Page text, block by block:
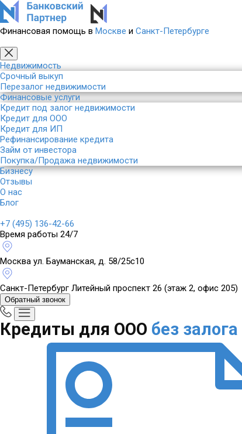
Финансовая помощь в Москве и Санкт-Петербурге
Недвижимость
Срочный выкуп
Перезалог недвижимости
Финансовые услуги
Кредит под залог недвижимости
Кредит для ООО
Кредит для ИП
Рефинансирование кредита
Займ от инвестора
Покупка/Продажа недвижимости
Бизнесу
Отзывы
О нас
Блог
+7 (495) 136-42-66
Время работы 24/7
Москва ул. Бауманская, д. 58/25с10
Санкт-Петербург Литейный проспект 26 (этаж 2, офис 205)
Обратный звонок
Кредиты для ООО без залога